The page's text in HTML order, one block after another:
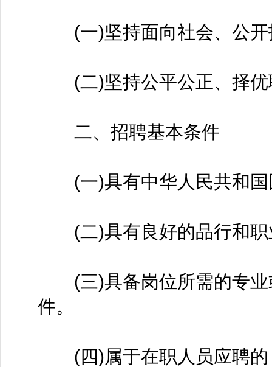
(一)坚持面向社会、公开
(二)坚持公平公正、择优
二、招聘基本条件
(一)具有中华人民共和国
(二)具有良好的品行和职
(三)具备岗位所需的专业
件。
(四)属于在职人员应聘的